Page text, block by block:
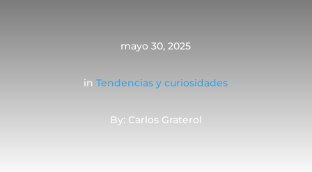
mayo 30, 2025
inTendencias y curiosidades
By: Carlos Graterol